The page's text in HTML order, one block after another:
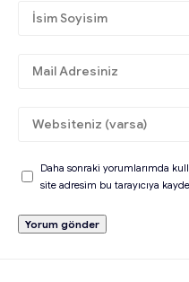
Daha sonraki yorumlarımda
site adresim bu tarayıcıya